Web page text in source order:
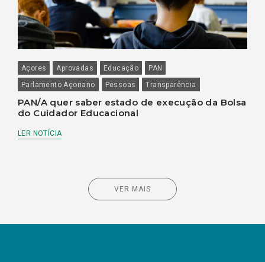
Açores Aprovadas Educação
PAN
Parlamento Açoriano
Pessoas Transparência
PAN/A quer saber estado de execução da Bolsa
do Cuidador Educacional
LER NOTÍCIA
VER MAIS